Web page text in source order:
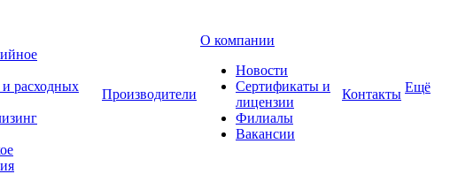
и расходных
Производители
О компании
Новости
Сертификаты и
лицензии
Филиалы
Вакансии
Контакты Ещё